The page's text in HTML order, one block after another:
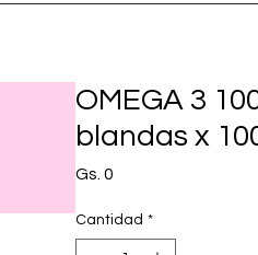
OMEGA 3
blandas x
Gs. 0
Cantidad *